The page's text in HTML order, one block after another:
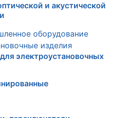
и акустической
оборудование
изделия
электроустановочных